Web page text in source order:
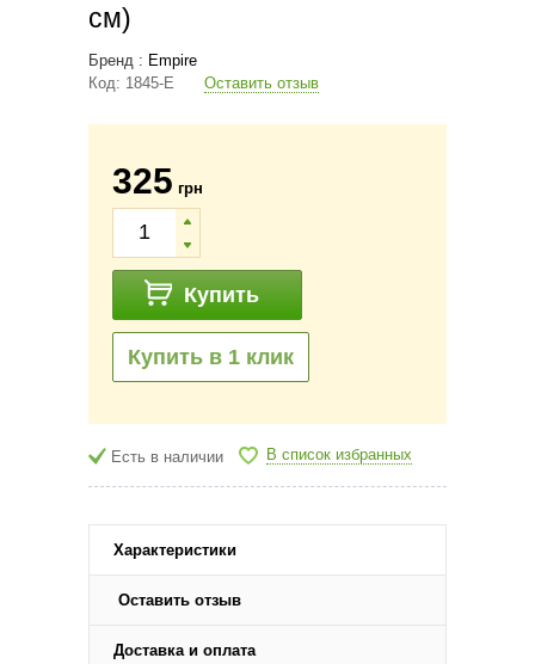
см)
Бренд : Empire
Код: 1845-E Оставить отзыв
325 грн
Купить
Купить в 1 клик
Есть в наличии В список избранных
Характеристики
Оставить отзыв
Доставка и оплата